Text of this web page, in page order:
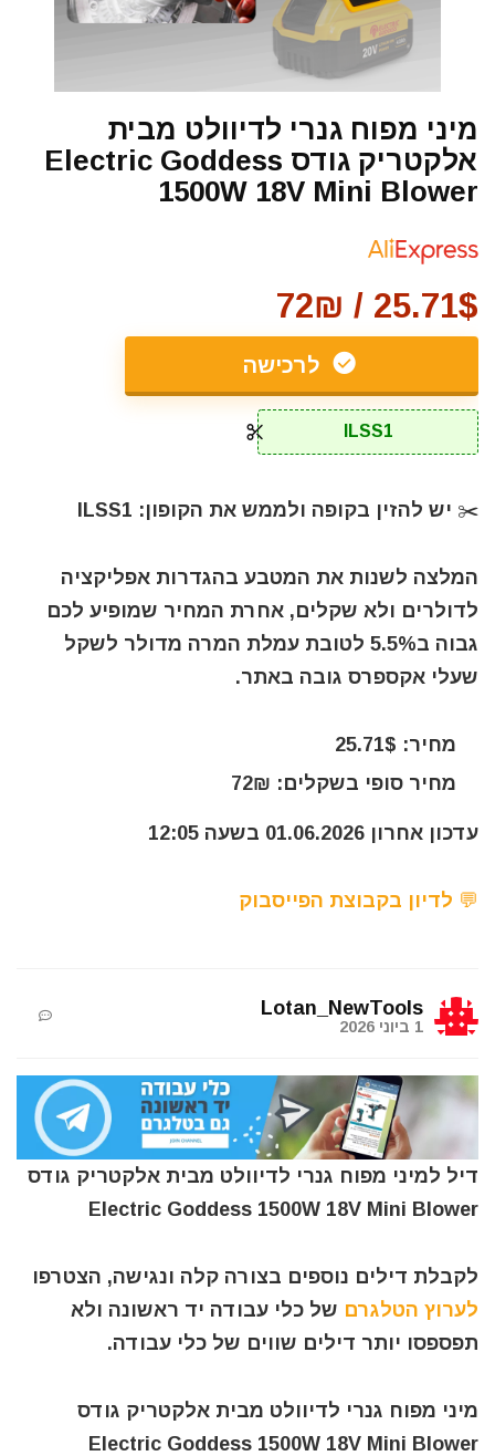
מיני מפוח גנרי לדיוולט מבית
אלקטריק גודס Electric Goddess
1500W 18V Mini Blower
25.71$ / 72₪
לרכישה
ILSS1
✂️ יש להזין בקופה ולממש את הקופון: ILSS1
המלצה לשנות את המטבע בהגדרות אפליקציה
לדולרים ולא שקלים, אחרת המחיר שמופיע לכם
גבוה ב5.5% לטובת עמלת המרה מדולר לשקל
שעלי אקספרס גובה באתר.
מחיר: 25.71$
מחיר סופי בשקלים: 72₪
עדכון אחרון 01.06.2026 בשעה 12:05
💬 לדיון בקבוצת הפייסבוק
Lotan_NewTools
1 ביוני 2026
דיל למיני מפוח גנרי לדיוולט מבית אלקטריק גודס
Electric Goddess 1500W 18V Mini Blower
לקבלת דילים נוספים בצורה קלה ונגישה, הצטרפו
לערוץ הטלגרם של כלי עבודה יד ראשונה ולא
תפספסו יותר דילים שווים של כלי עבודה.
מיני מפוח גנרי לדיוולט מבית אלקטריק גודס
Electric Goddess 1500W 18V Mini Blower